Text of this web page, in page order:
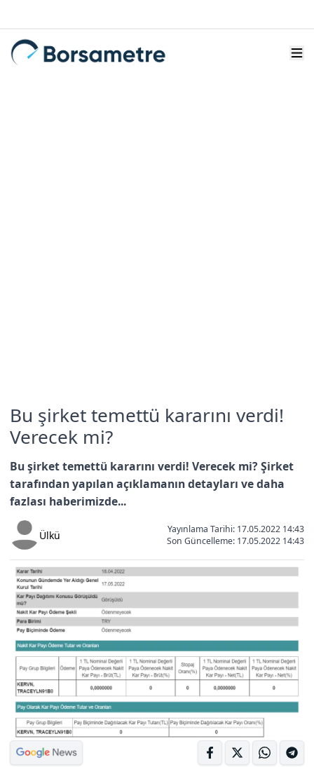
Bu şirket temettü kararını verdi!
Verecek mi?
Bu şirket temettü kararını verdi! Verecek mi? Şirket
tarafından yapılan açıklamanın detayları ve daha
fazlası haberimizde...
Ülkü
Yayınlama Tarihi: 17.05.2022 14:43
Son Güncelleme: 17.05.2022 14:43